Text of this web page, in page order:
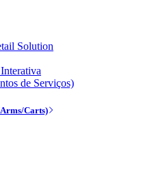
Solution
de Serviços)
Carts)